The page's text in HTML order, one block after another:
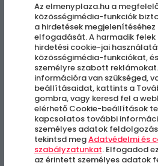
Szappankészítő
Páty
Az elmenyplaza.hu a
közösségimédia-funkciók
a hirdetések
elfogadását. A harmadik felek
hirdetési cookie-jai
közösségimédia-funkciókat,
személyre szabott
információra van szükséged,
beállításaidat, kattints a
gombra, vagy keresd fel a
elérhető Cookie-beállítások
kapcsolatos további
személyes adatok
tekintsd megAdatvédelmi és
szabályzatunkat. Elfogadod
az érintett személyes adatok